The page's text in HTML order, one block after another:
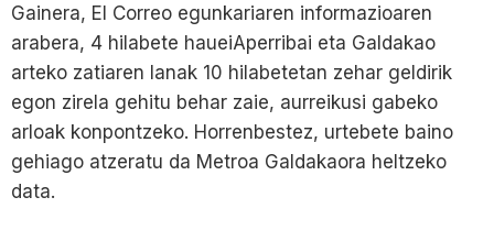
Gainera, El Correo egunkariaren informazioaren
arabera, 4 hilabete haueiAperribai eta Galdakao
arteko zatiaren lanak 10 hilabetetan zehar geldirik
egon zirela gehitu behar zaie, aurreikusi gabeko
arloak konpontzeko. Horrenbestez, urtebete baino
gehiago atzeratu da Metroa Galdakaora heltzeko
data.